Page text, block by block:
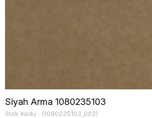
Siyah Arma 1080235103
Stok Kodu (1080235103_002)